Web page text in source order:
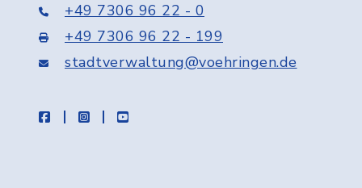
+49 7306 96 22 - 0
+49 7306 96 22 - 199
stadtverwaltung@voehringen.de
facebookinstagramyoutube